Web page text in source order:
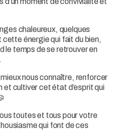
chaleureux, quelques
énergie qui fait du bien,
le temps de se retrouver en
nous connaître, renforcer
et cultiver cet état d’esprit qui
toutes et tous pour votre
qui font de ces